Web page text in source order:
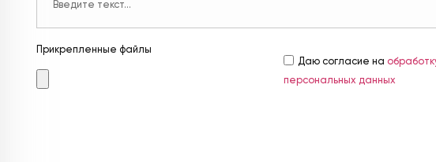
Прикрепленные файлы
Даю согласие на
персональных данных